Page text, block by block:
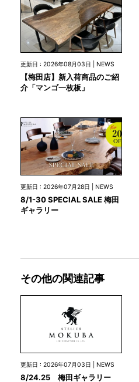
更新日 : 2026年08月03日 | NEWS
【梅田店】新入荷商品のご紹
介「マンゴ一枚板」
更新日 : 2026年07月28日 | NEWS
8/1-30 SPECIAL SALE 梅田
ギャラリー
その他の関連記事
更新日 : 2026年07月03日 | NEWS
8/24.25 梅田ギャラリー